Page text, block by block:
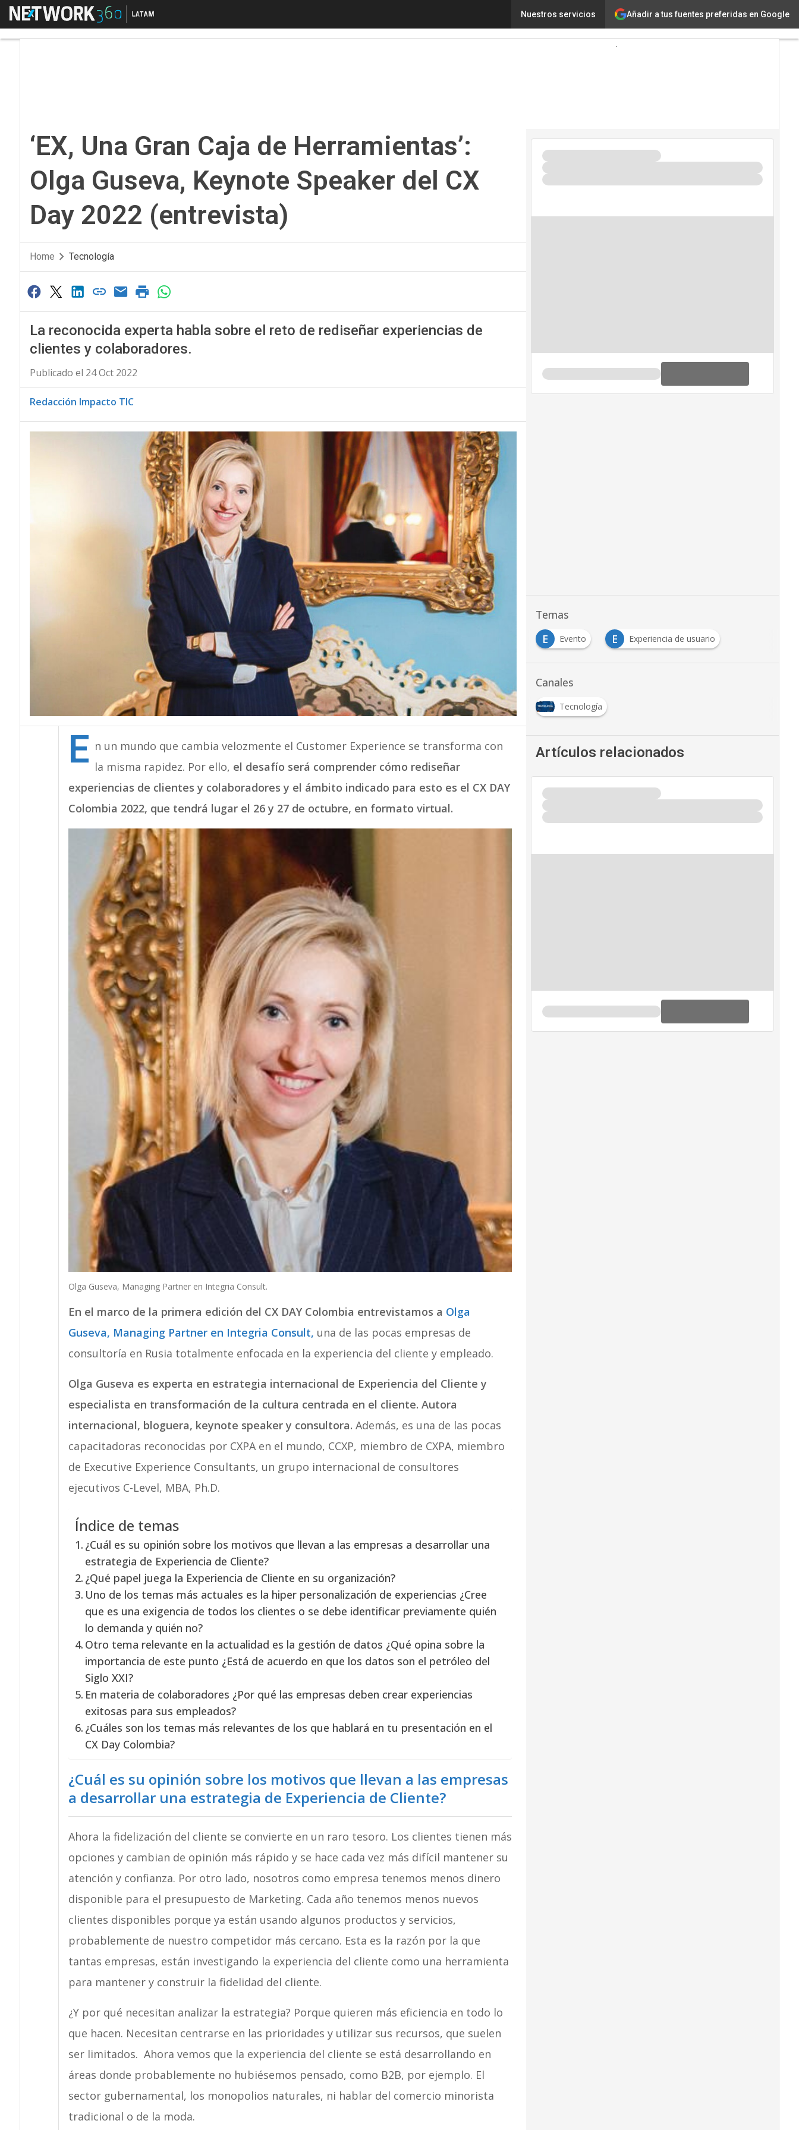
Añadir a tus fuentes preferidas en Google
Nuestros servicios
Menú ‘EX, Una Gran Caja de Herramientas’: Olga Guseva, Keynote Speaker del CX Day 2022 (entrevista)Tecnología
Innovación
Ciberseguridad
‘EX, Una Gran Caja de Herramientas’:
Olga Guseva, Keynote Speaker del CX
Day 2022 (entrevista)
Home Tecnología
La reconocida experta habla sobre el reto de rediseñar experiencias de
clientes y colaboradores.
Publicado el 24 Oct 2022
Redacción Impacto TIC
E n un mundo que cambia velozmente el Customer Experience se transforma con
la misma rapidez. Por ello, el desafío será comprender cómo rediseñar
experiencias de clientes y colaboradores y el ámbito indicado para esto es el CX DAY
Colombia 2022, que tendrá lugar el 26 y 27 de octubre, en formato virtual.
Olga Guseva, Managing Partner en Integria Consult.
En el marco de la primera edición del CX DAY Colombia entrevistamos a Olga
Guseva, Managing Partner en Integria Consult, una de las pocas empresas de
consultoría en Rusia totalmente enfocada en la experiencia del cliente y empleado.
Olga Guseva es experta en estrategia internacional de Experiencia del Cliente y
especialista en transformación de la cultura centrada en el cliente. Autora
internacional, bloguera, keynote speaker y consultora. Además, es una de las pocas
capacitadoras reconocidas por CXPA en el mundo, CCXP, miembro de CXPA, miembro
de Executive Experience Consultants, un grupo internacional de consultores
ejecutivos C-Level, MBA, Ph.D.
Índice de temas
¿Cuál es su opinión sobre los motivos que llevan a las empresas a desarrollar una
estrategia de Experiencia de Cliente?
¿Qué papel juega la Experiencia de Cliente en su organización?
Uno de los temas más actuales es la hiper personalización de experiencias ¿Cree
que es una exigencia de todos los clientes o se debe identificar previamente quién
lo demanda y quién no?
Otro tema relevante en la actualidad es la gestión de datos ¿Qué opina sobre la
importancia de este punto ¿Está de acuerdo en que los datos son el petróleo del
Siglo XXI?
En materia de colaboradores ¿Por qué las empresas deben crear experiencias
exitosas para sus empleados?
¿Cuáles son los temas más relevantes de los que hablará en tu presentación en el
CX Day Colombia?
¿Cuál es su opinión sobre los motivos que llevan a las empresas
a desarrollar una estrategia de Experiencia de Cliente?
Ahora la fidelización del cliente se convierte en un raro tesoro. Los clientes tienen más
opciones y cambian de opinión más rápido y se hace cada vez más difícil mantener su
atención y confianza. Por otro lado, nosotros como empresa tenemos menos dinero
disponible para el presupuesto de Marketing. Cada año tenemos menos nuevos
clientes disponibles porque ya están usando algunos productos y servicios,
probablemente de nuestro competidor más cercano. Esta es la razón por la que
tantas empresas, están investigando la experiencia del cliente como una herramienta
para mantener y construir la fidelidad del cliente.
¿Y por qué necesitan analizar la estrategia? Porque quieren más eficiencia en todo lo
que hacen. Necesitan centrarse en las prioridades y utilizar sus recursos, que suelen
ser limitados. Ahora vemos que la experiencia del cliente se está desarrollando en
áreas donde probablemente no hubiésemos pensado, como B2B, por ejemplo. El
sector gubernamental, los monopolios naturales, ni hablar del comercio minorista
tradicional o de la moda.
Temas
E
Evento E Experiencia de usuario
Canales
Tecnología
Artículos relacionados